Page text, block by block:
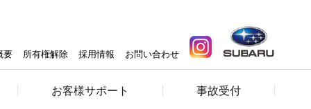
要 所有権解除 採用情報 お問い合わせ
お客様サポート 事故受付